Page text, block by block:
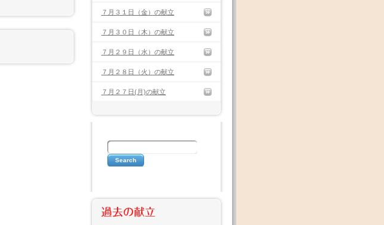
７月３１日（金）の献立
７月３０日（木）の献立
７月２９日（水）の献立
７月２８日（火）の献立
７月２７日(月)の献立
過去の献立